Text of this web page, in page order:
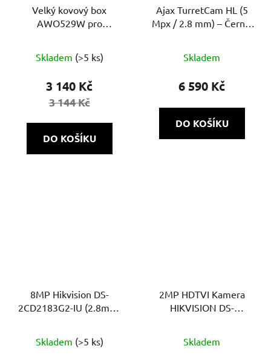
Velký kovový box
AWO529W pro
Skladem (>5 ks)
3 140 Kč
3 144 Kč
DO KOŠÍKU
Ajax TurretCam HL (5
Mpx / 2.8 mm) – Černá:
hybridním přísvitem a
JetSparrow
Skladem
6 590 Kč
DO KOŠÍKU
8MP Hikvision DS-
2CD2183G2-IU (2.8mm)
30mhodnocení
Skladem (>5 ks)
2MP HDTVI Kamera
HIKVISION DS-
Skladem